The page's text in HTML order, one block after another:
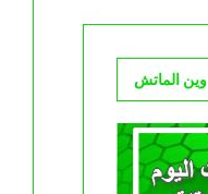
وين الماتش